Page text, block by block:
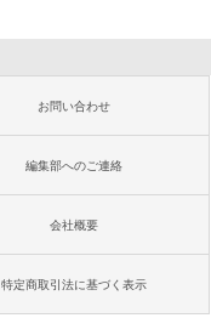
お問い合わせ
編集部へのご連絡
会社概要
特定商取引法に基づく表示